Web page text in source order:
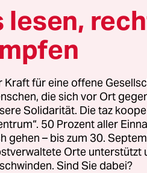
Die Architektin Gabrielle
2021von der Security
wurde, weil sie dort
ohne“ war, gingen die
gegen diese
nach dem
und sorgte damit
lesen,
für eine offene
die sich vor Ort
Solidarität. Die taz
50 Prozent aller
gehen – bis zum 30.
Orte unterstützt
Sind Sie dabei?